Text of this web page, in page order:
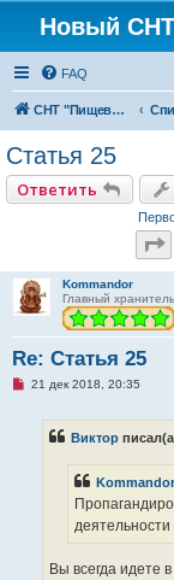
Новый СНТ
FAQ
СНТ "Пищевик" - возвращение на Главную страницу
Статья 25
Ответить
Kommandor
Главный
Re: Статья 25
Н21 дек 2018, 20:35
Виктор
Kommandor
деятельности
Вы всегда идете